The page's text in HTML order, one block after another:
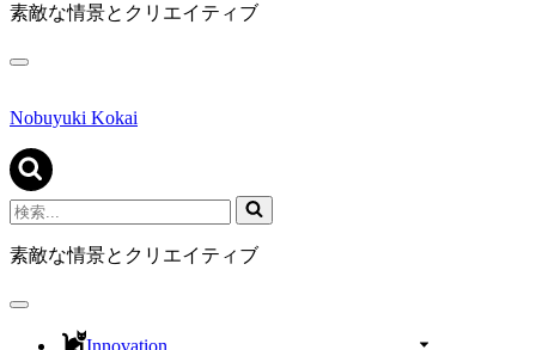
素敵な情景とクリエイティブ
ナ
ゲ
シ
ョ
ン
メ
ニ
ュ
Nobuyuki Kokai
検
索...
素敵な情景とクリエイティブ
ナ
Innovation